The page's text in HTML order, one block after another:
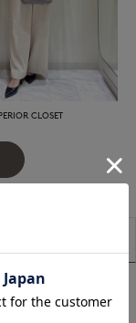
CLOSET
パンツ。ウエスト